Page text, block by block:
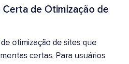
Certa de Otimização de
otimização de sites que
certas. Para usuários